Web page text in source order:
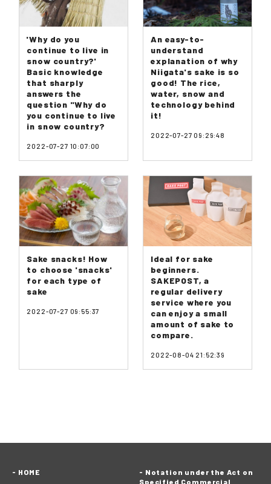
'Why do you
continue to live in
snow country?'
Basic knowledge
that sharply
answers the
question "Why do
you continue to live
in snow country?
2022-07-27 10:07:00
An easy-to-
understand
explanation of why
Niigata's sake is so
good! The rice,
water, snow and
technology behind
it!
2022-07-27 09:29:48
Sake snacks! How
to choose 'snacks'
for each type of
sake
2022-07-27 09:55:37
Ideal for sake
beginners.
SAKEPOST, a
regular delivery
service where you
can enjoy a small
amount of sake to
compare.
2022-08-04 21:52:39
HOME
Notation under the Act on
Specified Commercial